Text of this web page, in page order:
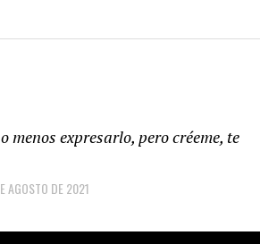
menos expresarlo, pero créeme, te
AGOSTO DE 2021